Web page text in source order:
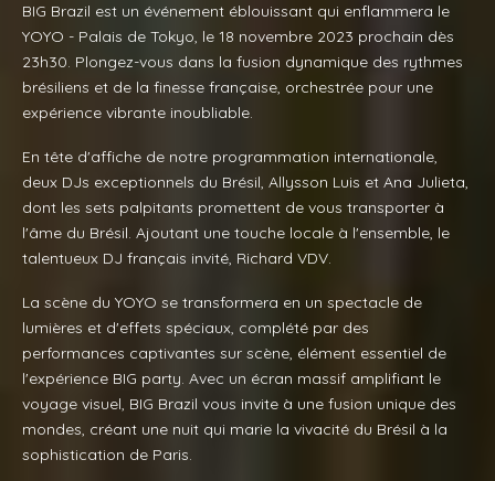
BIG Brazil est un événement éblouissant qui enflammera le
YOYO - Palais de Tokyo, le 18 novembre 2023 prochain dès
23h30. Plongez-vous dans la fusion dynamique des rythmes
brésiliens et de la finesse française, orchestrée pour une
expérience vibrante inoubliable.
En tête d'affiche de notre programmation internationale,
deux DJs exceptionnels du Brésil, Allysson Luis et Ana Julieta,
dont les sets palpitants promettent de vous transporter à
l'âme du Brésil. Ajoutant une touche locale à l'ensemble, le
talentueux DJ français invité, Richard VDV.
La scène du YOYO se transformera en un spectacle de
lumières et d'effets spéciaux, complété par des
performances captivantes sur scène, élément essentiel de
l'expérience BIG party. Avec un écran massif amplifiant le
voyage visuel, BIG Brazil vous invite à une fusion unique des
mondes, créant une nuit qui marie la vivacité du Brésil à la
sophistication de Paris.